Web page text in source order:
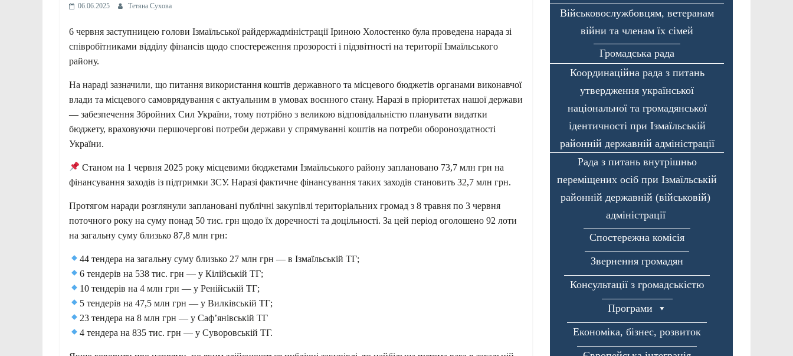
06.06.2025 Тетяна Сухова
6 червня заступницею голови Ізмаїльської райдержадміністрації Іриною Холостенко була проведена нарада зі
співробітниками відділу фінансів щодо спостереження прозорості і підзвітності на території Ізмаїльського
району.
На нараді зазначили, що питання використання коштів державного та місцевого бюджетів органами виконавчої
влади та місцевого самоврядування є актуальним в умовах воєнного стану. Наразі в пріоритетах нашої держави
— забезпечення Збройних Сил України, тому потрібно з великою відповідальністю планувати видатки
бюджету, враховуючи першочергові потреби держави у спрямуванні коштів на потреби обороноздатності
України.
Станом на 1 червня 2025 року місцевими бюджетами Ізмаїльського району заплановано 73,7 млн грн на
фінансування заходів із підтримки ЗСУ. Наразі фактичне фінансування таких заходів становить 32,7 млн грн.
Протягом наради розглянули заплановані публічні закупівлі територіальних громад з 8 травня по 3 червня
поточного року на суму понад 50 тис. грн щодо їх доречності та доцільності. За цей період оголошено 92 лоти
на загальну суму близько 87,8 млн грн:
44 тендера на загальну суму близько 27 млн грн — в Ізмаїльській ТГ;
6 тендерів на 538 тис. грн — у Кілійській ТГ;
10 тендерів на 4 млн грн — у Ренійській ТГ;
5 тендерів на 47,5 млн грн — у Вилківській ТГ;
23 тендера на 8 млн грн — у Саф’янівській ТГ
4 тендера на 835 тис. грн — у Суворовській ТГ.
Військовослужбовцям, ветеранам
війни та членам їх сімей
Громадська рада
Координаційна рада з питань
утвердження української
національної та громадянської
ідентичності при Ізмаїльській
районній державній адміністрації
Рада з питань внутрішньо
переміщених осіб при Ізмаїльській
районній державній (військовій)
адміністрації
Спостережна комісія
Звернення громадян
Консультації з громадськістю
Програми
Економіка, бізнес, розвиток